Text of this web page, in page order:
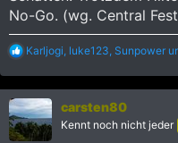
No-Go. (wg. Central
R
a
k
t
i
o
Karljogi luke123 Sunpower
carsten80
Kennt noch nicht jeder